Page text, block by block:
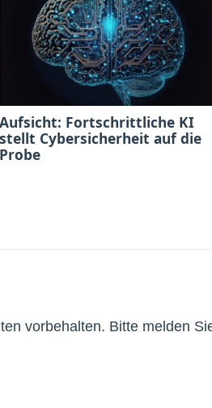
Aufsicht: Fortschrittliche KI
stellt Cybersicherheit auf die
Probe
vorbehalten. Bitte melden